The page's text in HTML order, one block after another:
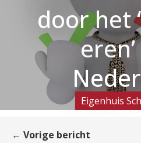
door het
Eigenhuis
← Vorige bericht